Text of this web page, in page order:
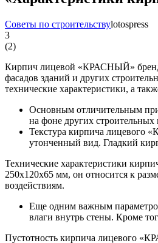
Советы по строительствуlotospress
3
(2)
Кирпич лицевой «КРАСНЫЙ»
фасадов зданий и других
технические характеристики, а
Основным отличительным
на фоне других
Текстура кирпича лицевого
утонченный вид. Гладкий
Технические характеристики
250х120х65 мм, он относится к
воздействиям.
Еще одним важным
влаги внутрь стены. Кроме
Пустотность кирпича лицевого